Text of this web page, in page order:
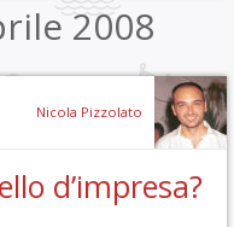
2008
Nicola Pizzolato
d’impresa?